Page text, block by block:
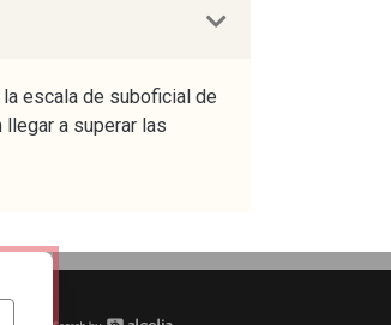
escala de suboficial de
a superar las